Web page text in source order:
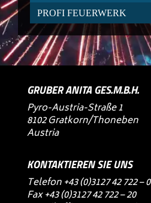
PROFI FEUERWERK
GRUBER ANITA GES.M.B.H.
Pyro-Austria-Straße 1
8102 Gratkorn/Thoneben
Austria
KONTAKTIEREN SIE UNS
Telefon+43 (0)3127 42 722 – 0
Fax +43 (0)3127 42 722 – 20